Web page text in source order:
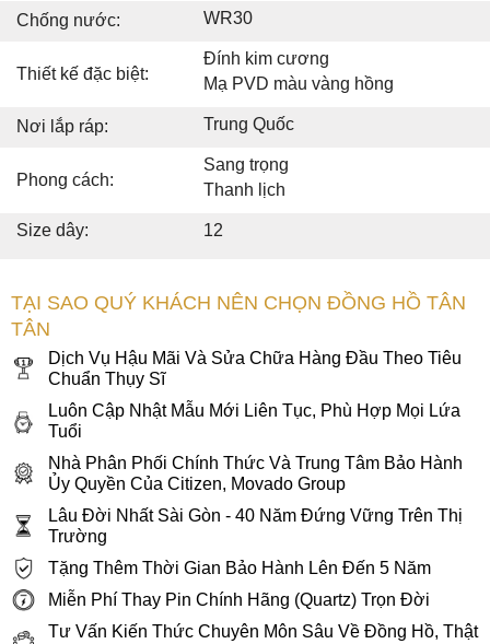
Chống nước: WR30
Thiết kế đặc biệt:
Đính kim cương
Mạ PVD màu vàng hồng
Nơi lắp ráp: Trung Quốc
Phong cách:
Sang trọng
Thanh lịch
Size dây: 12
TẠI SAO QUÝ KHÁCH NÊN CHỌN ĐỒNG HỒ TÂN
TÂN
Dịch Vụ Hậu Mãi Và Sửa Chữa Hàng Đầu Theo Tiêu
Chuẩn Thụy Sĩ
Luôn Cập Nhật Mẫu Mới Liên Tục, Phù Hợp Mọi Lứa
Tuổi
Nhà Phân Phối Chính Thức Và Trung Tâm Bảo Hành
Ủy Quyền Của Citizen, Movado Group
Lâu Đời Nhất Sài Gòn - 40 Năm Đứng Vững Trên Thị
Trường
Tặng Thêm Thời Gian Bảo Hành Lên Đến 5 Năm
Miễn Phí Thay Pin Chính Hãng (Quartz) Trọn Đời
Tư Vấn Kiến Thức Chuyên Môn Sâu Về Đồng Hồ, Thật